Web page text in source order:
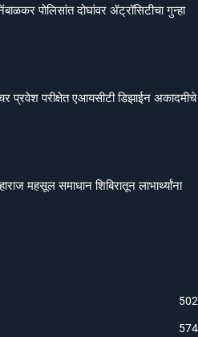
पोलिसांत दोघांवर ॲट्रॉसिटीचा गुन्हा
प्रवेश परीक्षेत एआयसीटी डिझाईन अकादमीचे
महसूल समाधान शिबिरातून लाभार्थ्यांना
502
574